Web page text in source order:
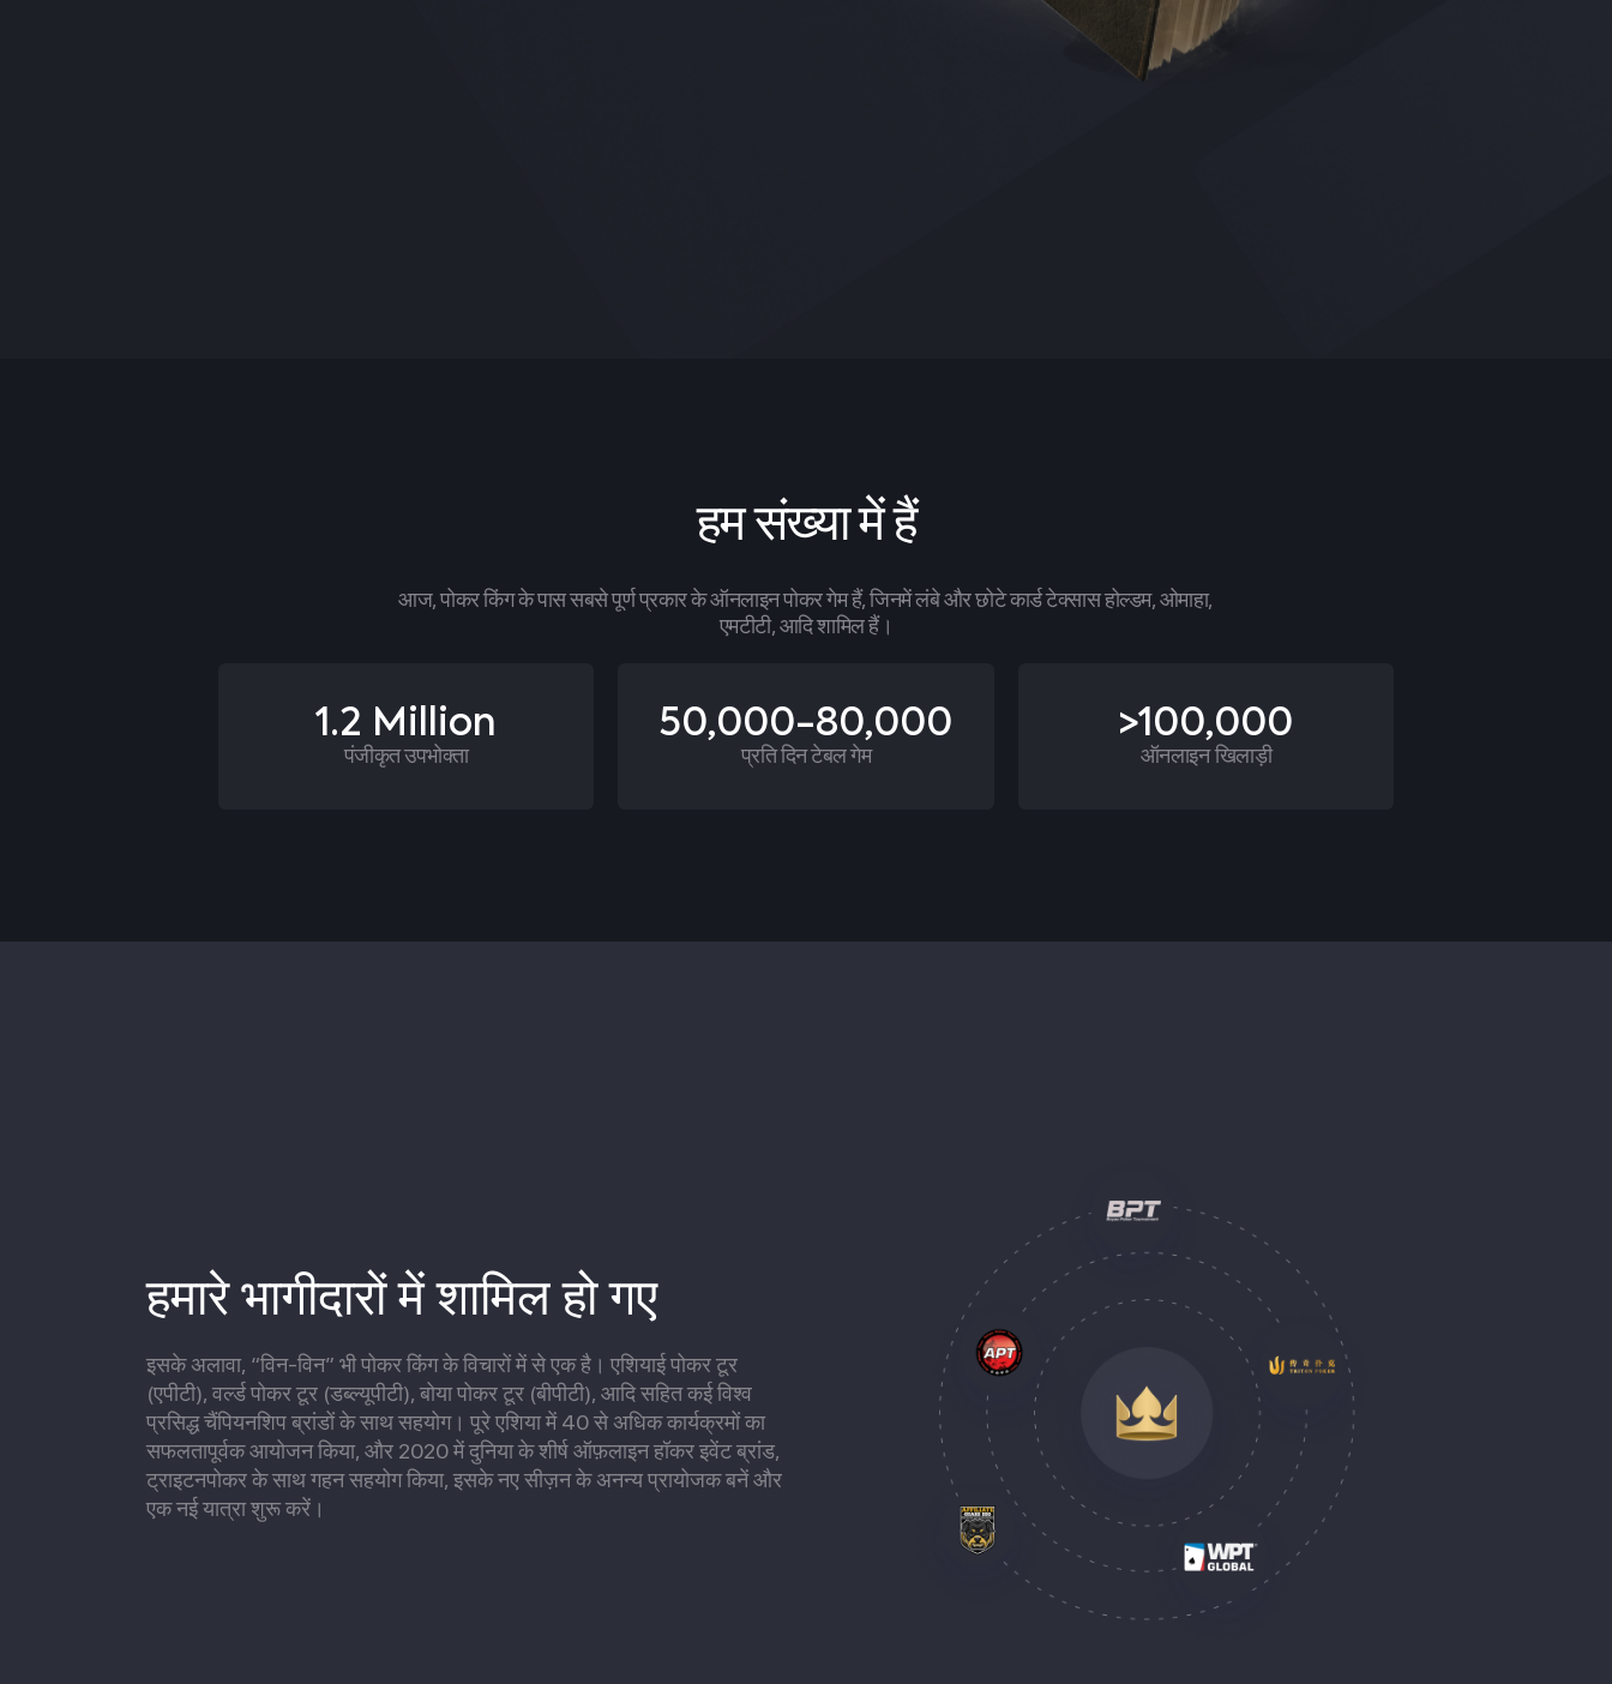
हम संख्या में हैं
आज, पोकर किंग के पास सबसे पूर्ण प्रकार के ऑनलाइन पोकर गेम हैं, जिनमें लंबे और छोटे कार्ड टेक्सास होल्डम, ओमाहा,
एमटीटी, आदि शामिल हैं।
1.2 Million
पंजीकृत उपभोक्ता
50,000-80,000
प्रति दिन टेबल गेम
>100,000
ऑनलाइन खिलाड़ी
हमारे भागीदारों में शामिल हो गए
इसके अलावा, “विन-विन” भी पोकर किंग के विचारों में से एक है। एशियाई पोकर टूर
(एपीटी), वर्ल्ड पोकर टूर (डब्ल्यूपीटी), बोया पोकर टूर (बीपीटी), आदि सहित कई विश्व
प्रसिद्ध चैंपियनशिप ब्रांडों के साथ सहयोग। पूरे एशिया में 40 से अधिक कार्यक्रमों का
सफलतापूर्वक आयोजन किया, और 2020 में दुनिया के शीर्ष ऑफ़लाइन हॉकर इवेंट ब्रांड,
ट्राइटनपोकर के साथ गहन सहयोग किया, इसके नए सीज़न के अनन्य प्रायोजक बनें और
एक नई यात्रा शुरू करें।